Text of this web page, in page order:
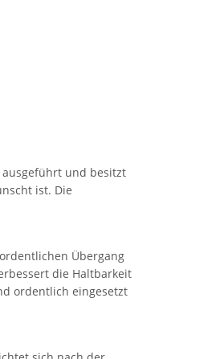
ausgeführt und besitzt
ist. Die
Übergang
die Haltbarkeit
ordentlich eingesetzt